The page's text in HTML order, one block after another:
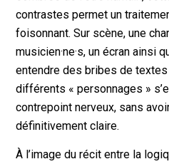
contrastes permet un
foisonnant. Sur scène, une
musicien·ne·s, un écran ainsi
entendre des bribes de
différents « personnages »
contrepoint nerveux, sans
définitivement claire.
À l’image du récit entre la